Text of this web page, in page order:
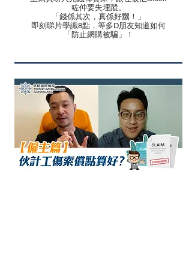
咗仲要失埋蹤。
「錢係其次，真係好嬲！」
即刻睇片學識8點，等多D朋友知道如何
「防止網購被騙」！